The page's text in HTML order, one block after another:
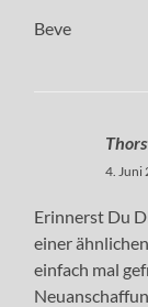
Beve
4. Juni
Erinnerst Du
einer
einfach mal